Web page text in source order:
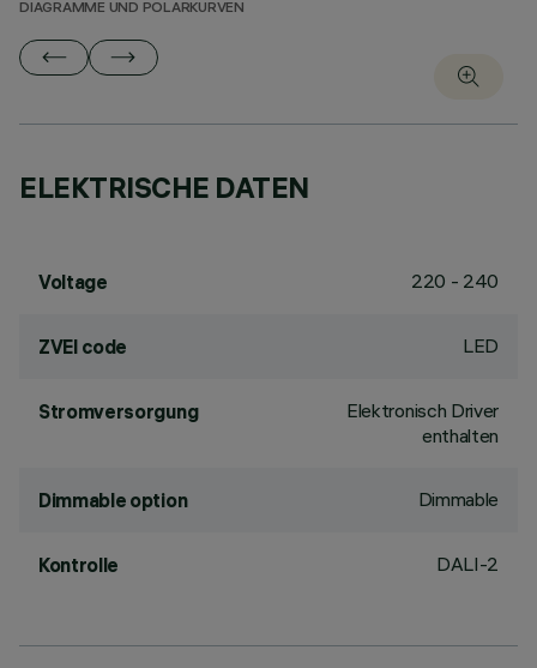
DIAGRAMME UND POLARKURVEN
ELEKTRISCHE DATEN
Voltage 220 - 240
ZVEI code LED
Stromversorgung
Elektronisch Driver
enthalten
Dimmable option Dimmable
Kontrolle DALI-2